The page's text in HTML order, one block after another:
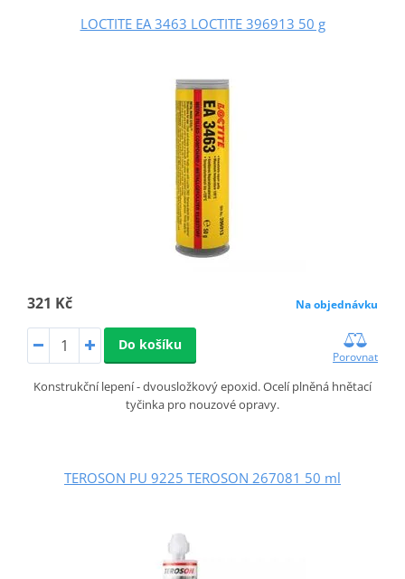
LOCTITE EA 3463 LOCTITE 396913 50 g
321 Kč Na objednávku
Do košíku
Porovnat
Konstrukční lepení - dvousložkový epoxid. Ocelí plněná hnětací
tyčinka pro nouzové opravy.
TEROSON PU 9225 TEROSON 267081 50 ml